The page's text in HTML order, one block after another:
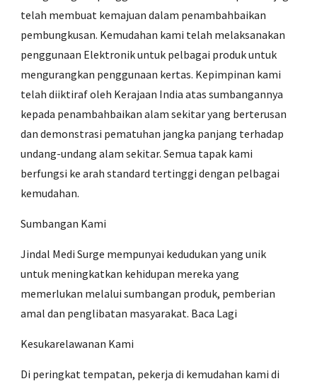
telah membuat kemajuan dalam penambahbaikan
pembungkusan. Kemudahan kami telah melaksanakan
penggunaan Elektronik untuk pelbagai produk untuk
mengurangkan penggunaan kertas. Kepimpinan kami
telah diiktiraf oleh Kerajaan India atas sumbangannya
kepada penambahbaikan alam sekitar yang berterusan
dan demonstrasi pematuhan jangka panjang terhadap
undang-undang alam sekitar. Semua tapak kami
berfungsi ke arah standard tertinggi dengan pelbagai
kemudahan.
Sumbangan Kami
Jindal Medi Surge mempunyai kedudukan yang unik
untuk meningkatkan kehidupan mereka yang
memerlukan melalui sumbangan produk, pemberian
amal dan penglibatan masyarakat. Baca Lagi
Kesukarelawanan Kami
Di peringkat tempatan, pekerja di kemudahan kami di